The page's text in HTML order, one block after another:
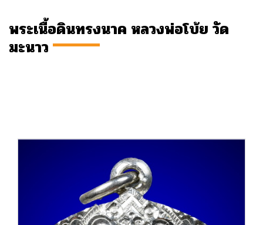
พระเนื้อดินทรงนาค หลวงพ่อโบ้ย วัด
มะนาว